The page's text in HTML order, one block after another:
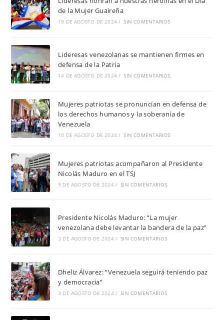
de la Mujer Guaireña
19 DE AGOSTO DE 2024 / SIN COMENTARIOS
Lideresas venezolanas se mantienen firmes en
defensa de la Patria
14 DE AGOSTO DE 2024 / SIN COMENTARIOS
Mujeres patriotas se pronuncian en defensa de
los derechos humanos y la soberanía de
Venezuela
10 DE AGOSTO DE 2024 / SIN COMENTARIOS
Mujeres patriotas acompañaron al Presidente
Nicolás Maduro en el TSJ
9 DE AGOSTO DE 2024 / SIN COMENTARIOS
Presidente Nicolás Maduro: “La mujer
venezolana debe levantar la bandera de la paz”
3 DE AGOSTO DE 2024 / SIN COMENTARIOS
Dheliz Álvarez: “Venezuela seguirá teniendo paz
y democracia”
3 DE AGOSTO DE 2024 / SIN COMENTARIOS